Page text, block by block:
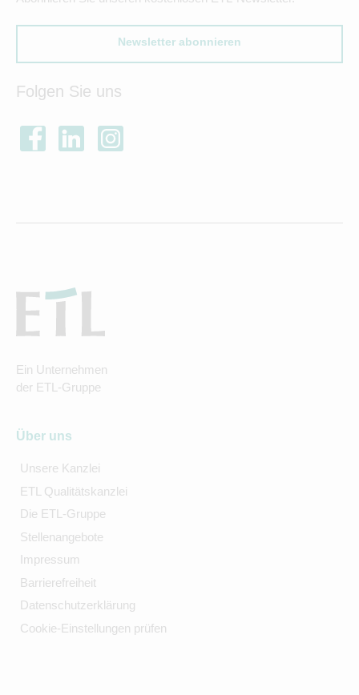
Newsletter abonnieren
Folgen Sie uns
Ein Unternehmen
der ETL-Gruppe
Über uns
Unsere Kanzlei
ETL Qualitätskanzlei
Die ETL-Gruppe
Stellenangebote
Impressum
Barrierefreiheit
Datenschutzerklärung
Cookie-Einstellungen prüfen